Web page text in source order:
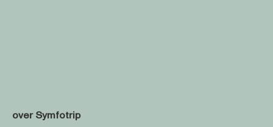
over Symfotrip